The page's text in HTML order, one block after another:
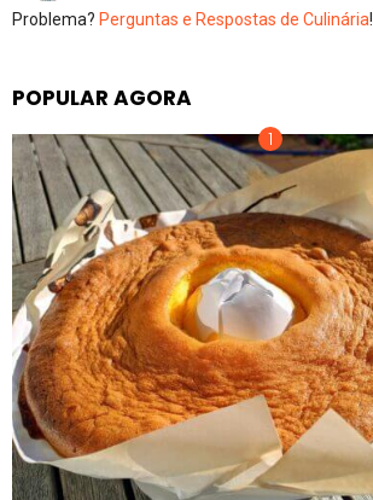
Problema? Perguntas e Respostas de Culinária!
POPULAR AGORA